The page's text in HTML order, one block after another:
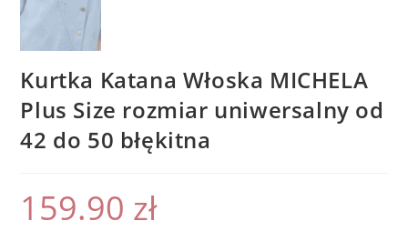
Kurtka Katana Włoska MICHELA
Plus Size rozmiar uniwersalny od
42 do 50 błękitna
159.90 zł